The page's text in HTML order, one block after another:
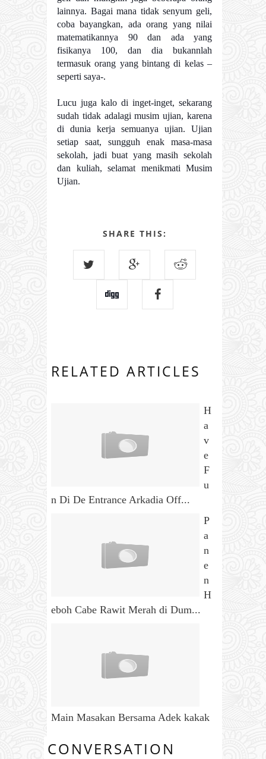
lainnya. Bagai mana tidak senyum geli,
coba bayangkan, ada orang yang nilai
matematikannya 90 dan ada yang
fisikanya 100, dan dia bukannlah
termasuk orang yang bintang di kelas –
seperti saya-.
Lucu juga kalo di inget-inget, sekarang
sudah tidak adalagi musim ujian, karena
di dunia kerja semuanya ujian. Ujian
setiap saat, sungguh enak masa-masa
sekolah, jadi buat yang masih sekolah
dan kuliah, selamat menikmati Musim
Ujian.
SHARE THIS:
RELATED ARTICLES
H
a
v
e
F
u
n Di De Entrance Arkadia Off...
P
a
n
e
n
H
eboh Cabe Rawit Merah di Dum...
Main Masakan Bersama Adek kakak
CONVERSATION